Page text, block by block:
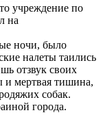
учреждение по
на
ночи, было
налеты таились
отзвук своих
и мертвая тишина,
собак.
города.